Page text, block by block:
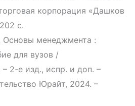
корпорация «Дашков
с.
Основы менеджмента :
для вузов /
2-е изд., испр. и доп. –
Юрайт, 2024. –